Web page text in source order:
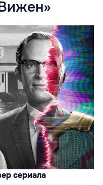
сериала